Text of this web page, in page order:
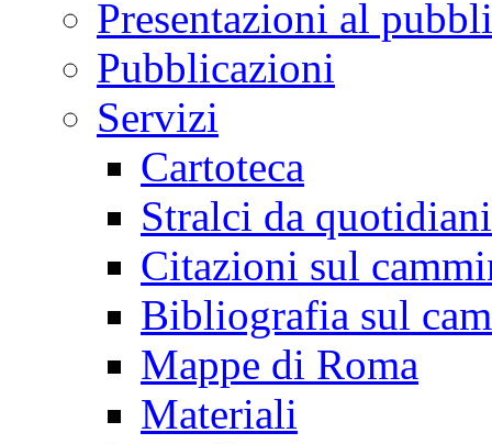
Presentazioni al
Pubblicazioni
Servizi
Cartoteca
Stralci da
Citazioni sul
Bibliografia sul
Mappe di Roma
Materiali